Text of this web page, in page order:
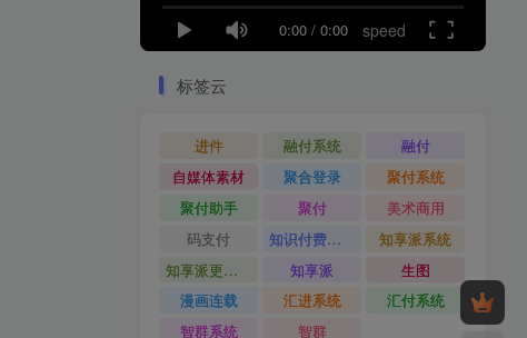
0:00 / 0:00 speed
标签云
进件 融付系统
融付
自媒体素材
聚合登录
聚付系统
聚付助手
聚付
美术商用
码支付
知识付费系统
知享派系统
知享派更新日志
知享派
生图
漫画连载
汇进系统
汇付系统
智群系统
智群